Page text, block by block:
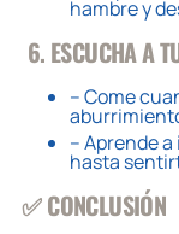
hambre y
6. ESCUCHA A
– Come
– Aprende
hasta
✅CONCLUSIÓN